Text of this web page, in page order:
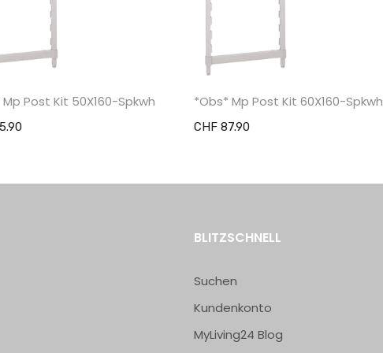
Post Kit 50X160-Spkwh *Obs* Mp Post Kit 60X160-Spkwh
CHF 87.90
BLITZSCHNELL
Suchen
Kundenkonto
MyLiving24 Blog